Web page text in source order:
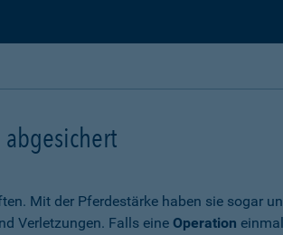
Mit der Pferdestärke haben sie sogar
Verletzungen. Falls eine Operation